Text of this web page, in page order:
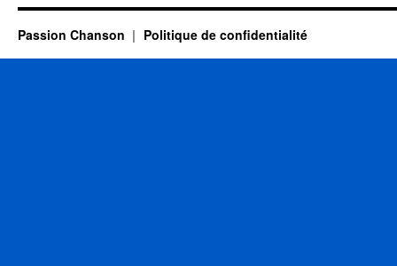
Rotterdam
le
16
mai
Passion Chanson Politique de confidentialité